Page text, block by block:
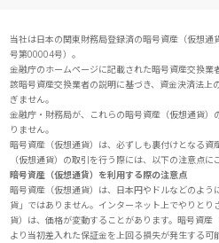
当社は日本の関東財務局登録済の暗号資産（仮想
号第00004号）。
金融庁のホームページに記載された暗号資産交換
該暗号資産交換業者の説明に基づき、資金決済法上
ぎません。
金融庁・財務局が、これらの暗号資産（仮想通貨
りません。
暗号資産（仮想通貨）は、必ずしも裏付けとなる
（仮想通貨）の取引を行う際には、以下の注意点に
暗号資産（仮想通貨）を利用する際の注意点
暗号資産（仮想通貨）は、日本円やドルなどのよ
貨」ではありません。インターネット上でやりと
貨）は、価格が変動することがあります。暗号資産
より当初差入れた保証金を上回る損失が発生する可